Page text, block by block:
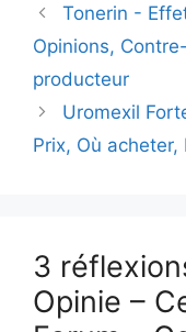
Tonerin -
Opinions,
producteur
Uromexil
Prix, Où acheter,
3
Opinie –